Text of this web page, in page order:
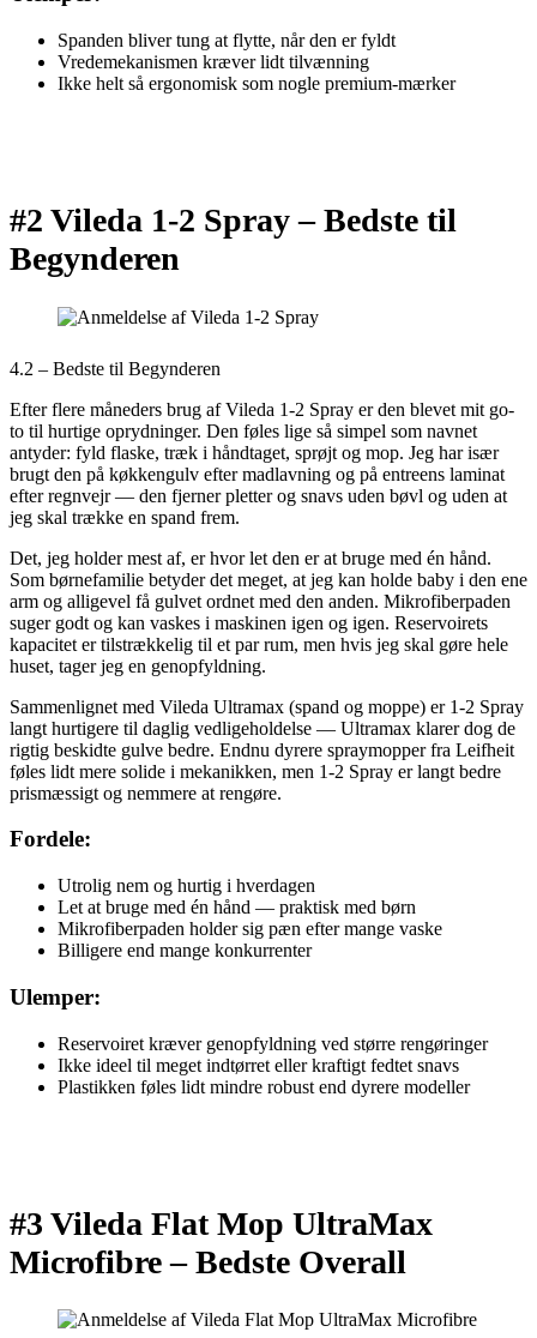
Spanden bliver tung at flytte, når den er fyldt
Vredemekanismen kræver lidt tilvænning
Ikke helt så ergonomisk som nogle premium-mærker
#2 Vileda 1-2 Spray –Bedste til
Begynderen
4.2 – Bedste til Begynderen
Efter flere måneders brug af Vileda 1-2 Spray er den blevet mit go-
to til hurtige oprydninger. Den føles lige så simpel som navnet
antyder: fyld flaske, træk i håndtaget, sprøjt og mop. Jeg har især
brugt den på køkkengulv efter madlavning og på entreens laminat
efter regnvejr — den fjerner pletter og snavs uden bøvl og uden at
jeg skal trække en spand frem.
Det, jeg holder mest af, er hvor let den er at bruge med én hånd.
Som børnefamilie betyder det meget, at jeg kan holde baby i den ene
arm og alligevel få gulvet ordnet med den anden. Mikrofiberpaden
suger godt og kan vaskes i maskinen igen og igen. Reservoirets
kapacitet er tilstrækkelig til et par rum, men hvis jeg skal gøre hele
huset, tager jeg en genopfyldning.
Sammenlignet med Vileda Ultramax (spand og moppe) er 1-2 Spray
langt hurtigere til daglig vedligeholdelse — Ultramax klarer dog de
rigtig beskidte gulve bedre. Endnu dyrere spraymopper fra Leifheit
føles lidt mere solide i mekanikken, men 1-2 Spray er langt bedre
prismæssigt og nemmere at rengøre.
Fordele:
Utrolig nem og hurtig i hverdagen
Let at bruge med én hånd — praktisk med børn
Mikrofiberpaden holder sig pæn efter mange vaske
Billigere end mange konkurrenter
Ulemper:
Reservoiret kræver genopfyldning ved større rengøringer
Ikke ideel til meget indtørret eller kraftigt fedtet snavs
Plastikken føles lidt mindre robust end dyrere modeller
#3 Vileda Flat Mop UltraMax
Microfibre –Bedste Overall